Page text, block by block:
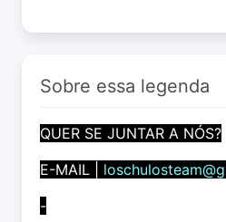
Sobre essa legenda
QUER SE JUNTAR A NÓS?
E-MAIL |
-